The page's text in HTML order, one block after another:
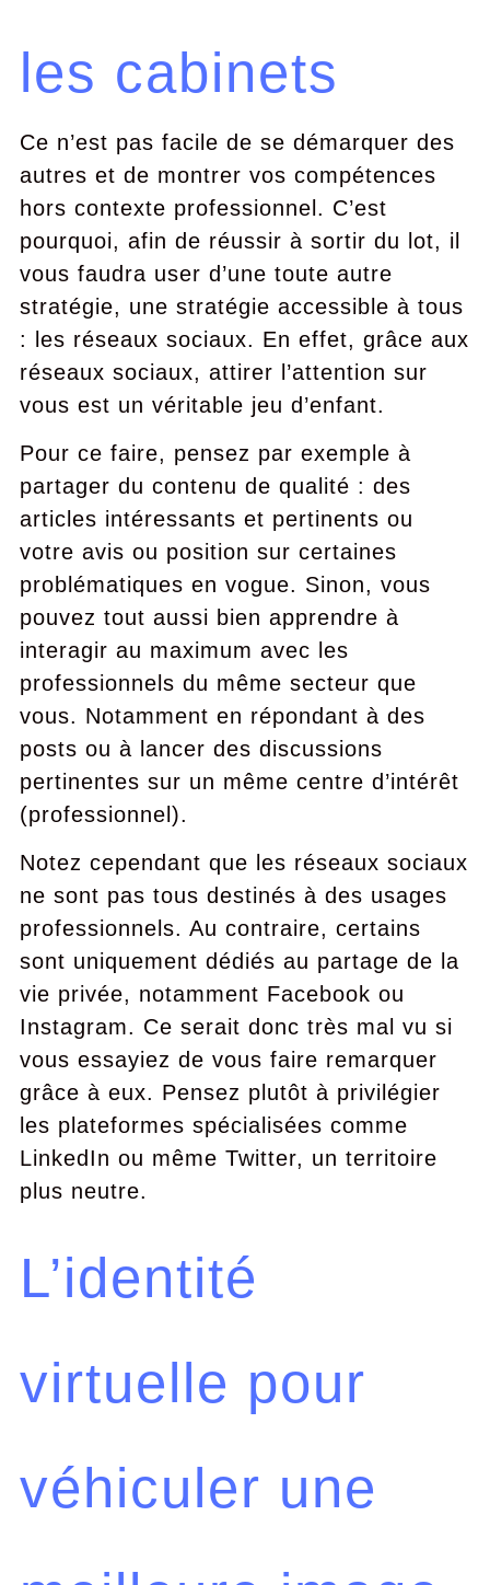
les cabinets
Ce n’est pas facile de se démarquer des
autres et de montrer vos compétences
hors contexte professionnel. C’est
pourquoi, afin de réussir à sortir du lot, il
vous faudra user d’une toute autre
stratégie, une stratégie accessible à tous
: les réseaux sociaux. En effet, grâce aux
réseaux sociaux, attirer l’attention sur
vous est un véritable jeu d’enfant.
Pour ce faire, pensez par exemple à
partager du contenu de qualité : des
articles intéressants et pertinents ou
votre avis ou position sur certaines
problématiques en vogue. Sinon, vous
pouvez tout aussi bien apprendre à
interagir au maximum avec les
professionnels du même secteur que
vous. Notamment en répondant à des
posts ou à lancer des discussions
pertinentes sur un même centre d’intérêt
(professionnel).
Notez cependant que les réseaux sociaux
ne sont pas tous destinés à des usages
professionnels. Au contraire, certains
sont uniquement dédiés au partage de la
vie privée, notamment Facebook ou
Instagram. Ce serait donc très mal vu si
vous essayiez de vous faire remarquer
grâce à eux. Pensez plutôt à privilégier
les plateformes spécialisées comme
LinkedIn ou même Twitter, un territoire
plus neutre.
L’identité
virtuelle pour
véhiculer une